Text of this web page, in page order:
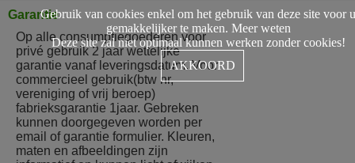
Garantie
Op alle consumptiegoederen voor
privé gebruik 2 jaar wettelijke
garantie vanaf leveringsdatum. Voor
commercieel gebruik(btw nr,
vereniging of vrij beroep)
fabrieksgarantie 1jaar. Gebreken
kunnen doorgegeven worden per
email of garantie formulier. Kleuren,
maten en afbeeldingen zijn
Gebruik van cookies enkel om het gebruik van deze site voor
gemakkelijker te maken. Meer weten
Deze site zal niet optimaal kunnen werken zonder cookies!
AKKOORD